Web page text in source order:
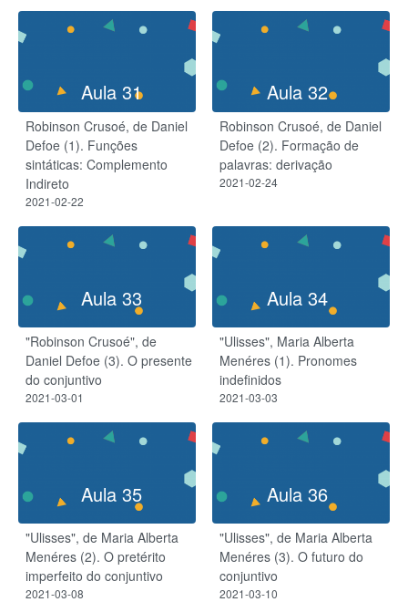
Aula 31
Robinson Crusoé, de Daniel
Defoe (1). Funções
sintáticas: Complemento
Indireto
2021-02-22
Aula 32
Robinson Crusoé, de Daniel
Defoe (2). Formação de
palavras: derivação
2021-02-24
Aula 33
"Robinson Crusoé", de
Daniel Defoe (3). O presente
do conjuntivo
2021-03-01
Aula 34
"Ulisses", Maria Alberta
Menéres (1). Pronomes
indefinidos
2021-03-03
Aula 35
"Ulisses", de Maria Alberta
Menéres (2). O pretérito
imperfeito do conjuntivo
2021-03-08
Aula 36
"Ulisses", de Maria Alberta
Menéres (3). O futuro do
conjuntivo
2021-03-10